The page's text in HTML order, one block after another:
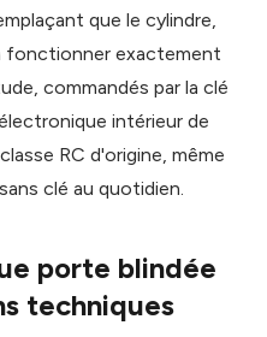
que le cylindre,
fonctionner exactement
commandés par la clé
intérieur de
RC d'origine, même
clé au quotidien.
porte blindée
techniques